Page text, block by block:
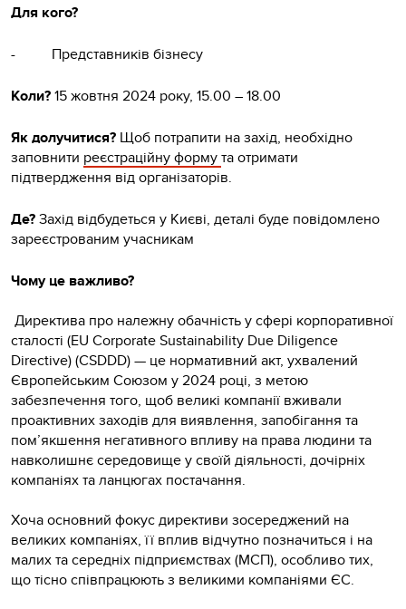
Для кого?
- Представників бізнесу
Коли?15 жовтня 2024 року, 15.00 – 18.00
Як долучитися? Щоб потрапити на захід, необхідно
заповнити реєстраційну формута отримати
підтвердження від організаторів.
Де?Захід відбудеться у Києві, деталі буде повідомлено
зареєстрованим учасникам
Чому це важливо?
Директива про належну обачність у сфері корпоративної
сталості (EU Corporate Sustainability Due Diligence
Directive) (CSDDD) — це нормативний акт, ухвалений
Європейським Союзом у 2024 році, з метою
забезпечення того, щоб великі компанії вживали
проактивних заходів для виявлення, запобігання та
пом’якшення негативного впливу на права людини та
навколишнє середовище у своїй діяльності, дочірніх
компаніях та ланцюгах постачання.
Хоча основний фокус директиви зосереджений на
великих компаніях, її вплив відчутно позначиться і на
малих та середніх підприємствах (МСП), особливо тих,
що тісно співпрацюють з великими компаніями ЄС.